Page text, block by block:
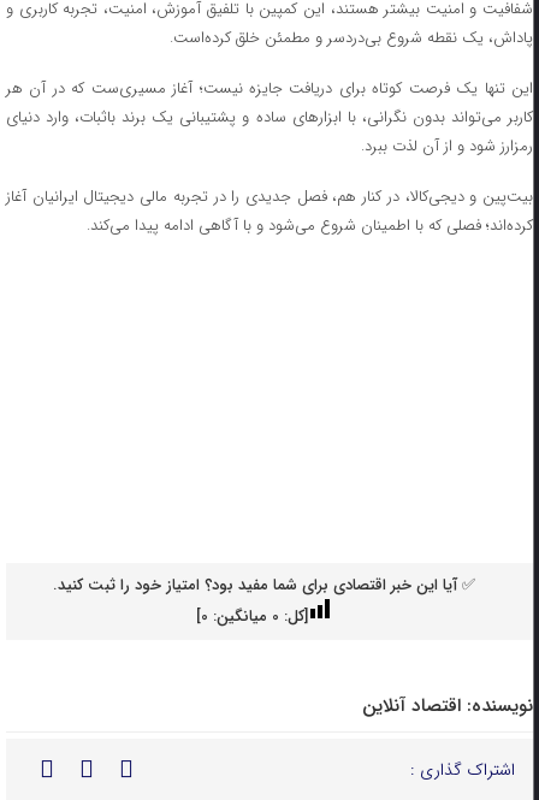
شفافیت و امنیت بیشتر هستند، این کمپین با تلفیق آموزش، امنیت، تجربه کاربری و
پاداش، یک نقطه شروع بی‌دردسر و مطمئن خلق کرده‌است.
این تنها یک فرصت کوتاه برای دریافت جایزه نیست؛ آغاز مسیری‌ست که در آن هر
کاربر می‌تواند بدون نگرانی، با ابزارهای ساده و پشتیبانی یک برند باثبات، وارد دنیای
رمزارز شود و از آن لذت ببرد.
بیت‌پین و دیجی‌کالا، در کنار هم، فصل جدیدی را در تجربه مالی دیجیتال ایرانیان آغاز
کرده‌اند؛ فصلی که با اطمینان شروع می‌شود و با آگاهی ادامه پیدا می‌کند.
✅ آیا این خبر اقتصادی برای شما مفید بود؟ امتیاز خود را ثبت کنید.
[کل: 0میانگین: 0
]
نویسنده: اقتصاد آنلاین
اشتراک گذاری :